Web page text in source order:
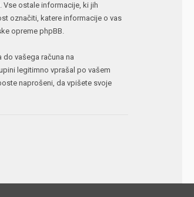
Vse ostale informacije, ki jih
označiti, katere informacije o vas
opreme phpBB.
vašega računa na
legitimno vprašal po vašem
naprošeni, da vpišete svoje